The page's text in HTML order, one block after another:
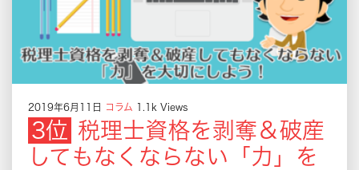
2019年6月11日 コラム 1.1k Views
税理士資格を剥奪＆破産
してもなくならない「力」を